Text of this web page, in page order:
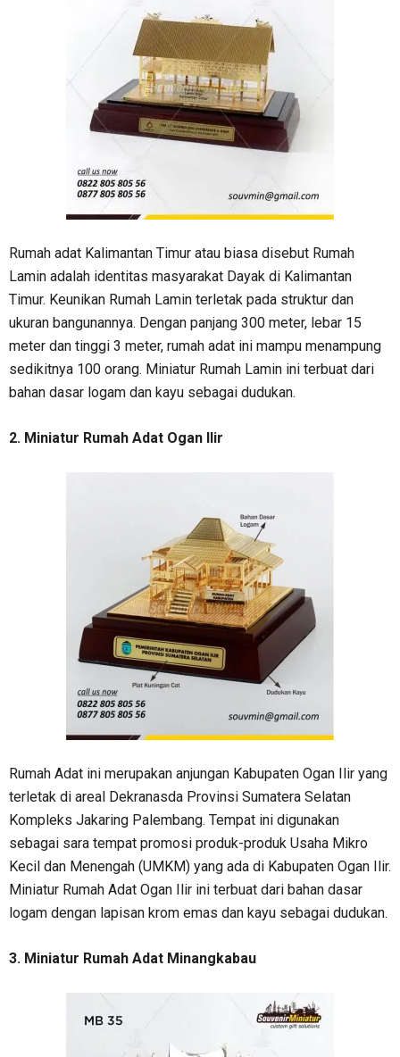
Rumah adat Kalimantan Timur atau biasa disebut Rumah
Lamin adalah identitas masyarakat Dayak di Kalimantan
Timur. Keunikan Rumah Lamin terletak pada struktur dan
ukuran bangunannya. Dengan panjang 300 meter, lebar 15
meter dan tinggi 3 meter, rumah adat ini mampu menampung
sedikitnya 100 orang. Miniatur Rumah Lamin ini terbuat dari
bahan dasar logam dan kayu sebagai dudukan.
2. Miniatur Rumah Adat Ogan Ilir
Rumah Adat ini merupakan anjungan Kabupaten Ogan Ilir yang
terletak di areal Dekranasda Provinsi Sumatera Selatan
Kompleks Jakaring Palembang. Tempat ini digunakan
sebagai sara tempat promosi produk-produk Usaha Mikro
Kecil dan Menengah (UMKM) yang ada di Kabupaten Ogan Ilir.
Miniatur Rumah Adat Ogan Ilir ini terbuat dari bahan dasar
logam dengan lapisan krom emas dan kayu sebagai dudukan.
3. Miniatur Rumah Adat Minangkabau